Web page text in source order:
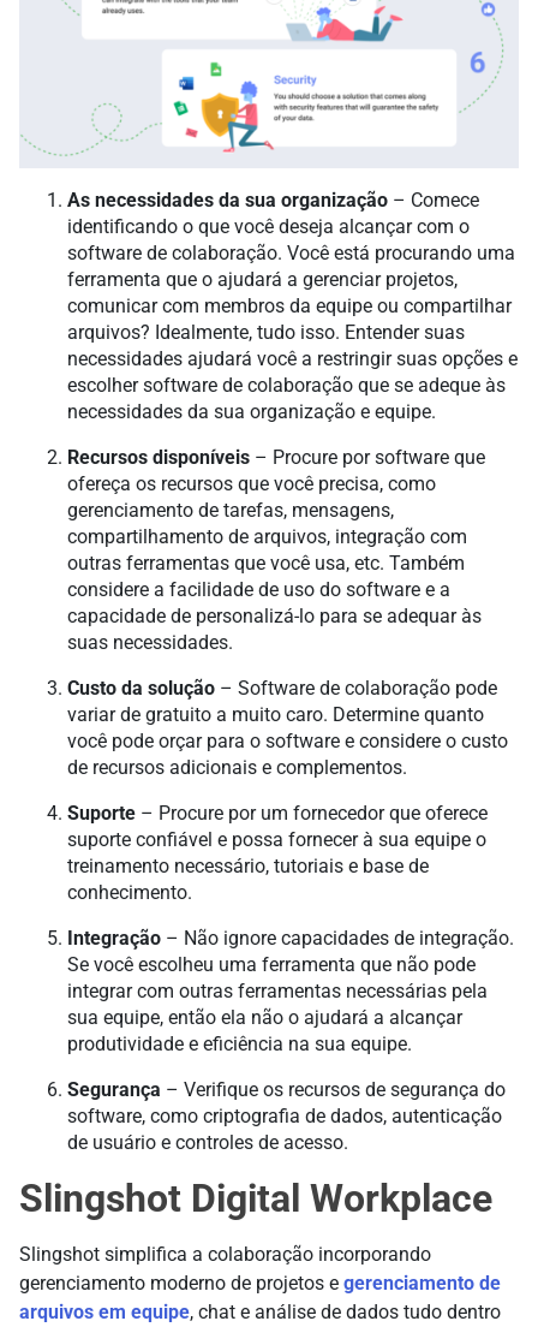
As necessidades da sua organização – Comece
identificando o que você deseja alcançar com o
software de colaboração. Você está procurando uma
ferramenta que o ajudará a gerenciar projetos,
comunicar com membros da equipe ou compartilhar
arquivos? Idealmente, tudo isso. Entender suas
necessidades ajudará você a restringir suas opções e
escolher software de colaboração que se adeque às
necessidades da sua organização e equipe.
Recursos disponíveis – Procure por software que
ofereça os recursos que você precisa, como
gerenciamento de tarefas, mensagens,
compartilhamento de arquivos, integração com
outras ferramentas que você usa, etc. Também
considere a facilidade de uso do software e a
capacidade de personalizá-lo para se adequar às
suas necessidades.
Custo da solução – Software de colaboração pode
variar de gratuito a muito caro. Determine quanto
você pode orçar para o software e considere o custo
de recursos adicionais e complementos.
Suporte – Procure por um fornecedor que oferece
suporte confiável e possa fornecer à sua equipe o
treinamento necessário, tutoriais e base de
conhecimento.
Integração – Não ignore capacidades de integração.
Se você escolheu uma ferramenta que não pode
integrar com outras ferramentas necessárias pela
sua equipe, então ela não o ajudará a alcançar
produtividade e eficiência na sua equipe.
Segurança – Verifique os recursos de segurança do
software, como criptografia de dados, autenticação
de usuário e controles de acesso.
Slingshot Digital Workplace
Slingshot simplifica a colaboração incorporando
gerenciamento moderno de projetos e gerenciamento de
arquivos em equipe, chat e análise de dados tudo dentro